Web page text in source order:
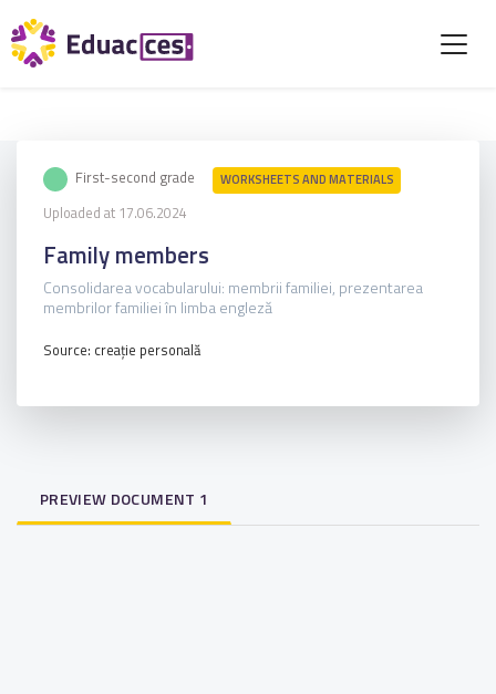
First-second grade WORKSHEETS AND MATERIALS
Uploaded at 17.06.2024
Family members
Consolidarea vocabularului: membrii familiei, prezentarea
membrilor familiei în limba engleză
Source: creație personală
PREVIEW DOCUMENT 1